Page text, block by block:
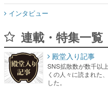
インタビュー
連載・特集一覧
殿堂入り記事
SNS拡散数が数千以
くの人々に読まれた
した。